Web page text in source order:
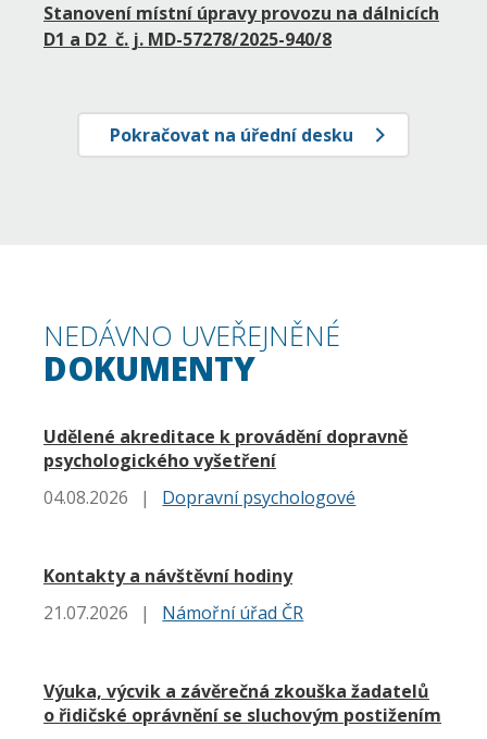
Stanovení místní úpravy provozu na dálnicích
D1 a D2 č. j. MD-57278/2025-940/8
Pokračovat na úřední desku
NEDÁVNO UVEŘEJNĚNÉ
DOKUMENTY
Udělené akreditace k provádění dopravně
psychologického vyšetření
04.08.2026
| Dopravní psychologové
Kontakty a návštěvní hodiny
21.07.2026
| Námořní úřad ČR
Výuka, výcvik a závěrečná zkouška žadatelů
o řidičské oprávnění se sluchovým postižením